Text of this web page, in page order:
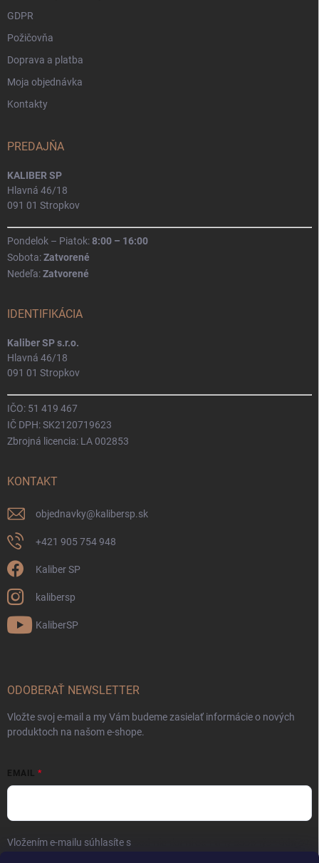
GDPR
Požičovňa
Doprava a platba
Moja objednávka
Kontakty
PREDAJŇA
KALIBER SP
Hlavná 46/18
091 01 Stropkov
Pondelok – Piatok:8:00 – 16:00
Sobota:Zatvorené
Nedeľa:Zatvorené
IDENTIFIKÁCIA
Kaliber SP s.r.o.
Hlavná 46/18
091 01 Stropkov
IČO: 51 419 467
IČ DPH: SK2120719623
Zbrojná licencia: LA 002853
KONTAKT
objednavky@kalibersp.sk
+421 905 754 948
Kaliber SP
kalibersp
KaliberSP
ODOBERAŤ NEWSLETTER
Vložte svoj e-mail a my Vám budeme zasielať informácie o nových
produktoch na našom e-shope.
EMAIL
Vložením e-mailu súhlasíte s